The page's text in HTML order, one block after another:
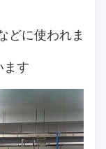
どに使われます
ます